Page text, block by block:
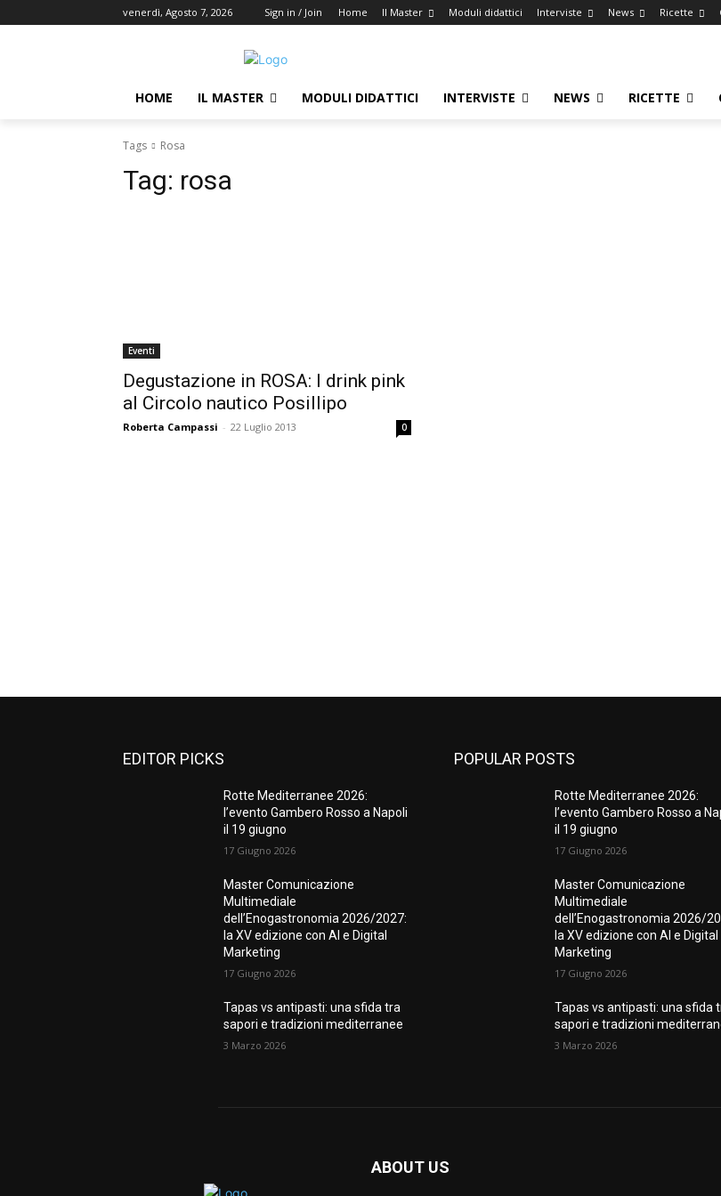
venerdì, Agosto 7, 2026 Sign in / Join Home Il Master Moduli didattici Interviste News Ricette
HOME IL MASTER MODULI DIDATTICI INTERVISTE NEWS RICETTE
Tags Rosa
Tag: rosa
Eventi
Degustazione in ROSA: I drink pink
al Circolo nautico Posillipo
Roberta Campassi - 22 Luglio 2013 0
EDITOR PICKS
Rotte Mediterranee 2026:
l’evento Gambero Rosso a Napoli
il 19 giugno
17 Giugno 2026
Master Comunicazione
Multimediale
dell’Enogastronomia 2026/2027:
la XV edizione con AI e Digital
Marketing
17 Giugno 2026
Tapas vs antipasti: una sfida tra
sapori e tradizioni mediterranee
3 Marzo 2026
POPULAR POSTS
Rotte Mediterranee 2026:
l’evento Gambero Rosso a
il 19 giugno
17 Giugno 2026
Master Comunicazione
Multimediale
dell’Enogastronomia 2026/
la XV edizione con AI e Digital
Marketing
17 Giugno 2026
Tapas vs antipasti: una sfida
sapori e tradizioni
3 Marzo 2026
ABOUT US